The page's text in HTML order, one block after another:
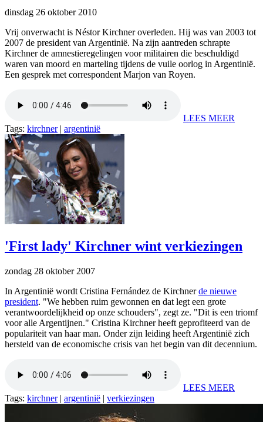
dinsdag 26 oktober 2010
Vrij onverwacht is Néstor Kirchner overleden. Hij was van 2003 tot
2007 de president van Argentinië. Na zijn aantreden schrapte
Kirchner de amnestieregelingen voor militairen die beschuldigd
waren van moord en marteling tijdens de vuile oorlog in Argentinië.
Een gesprek met correspondent Marjon van Royen.
LEES MEER
Tags: kirchner| argentinië
'First lady' Kirchner wint verkiezingen
zondag 28 oktober 2007
In Argentinië wordt Cristina Fernández de Kirchnerde nieuwe
president. "We hebben ruim gewonnen en dat legt een grote
verantwoordelijkheid op onze schouders", zegt ze. "Dit is een triomf
voor alle Argentijnen." Cristina Kirchner heeft geprofiteerd van de
populariteit van haar man. Onder zijn leiding heeft Argentinië zich
hersteld van de economische crisis van het begin van dit decennium.
LEES MEER
Tags: kirchner| argentinië | verkiezingen